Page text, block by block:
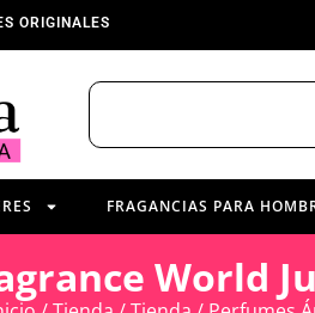
ORIGINALES
FRAGANCIAS PARA
World